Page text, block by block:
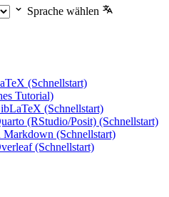
Sprache wählen
(Schnellstart)
Tutorial)
(Schnellstart)
(RStudio/Posit) (Schnellstart)
(Schnellstart)
(Schnellstart)